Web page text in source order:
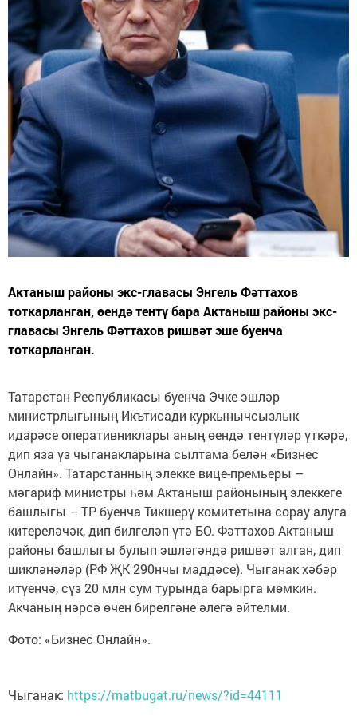
Актаныш районы экс-главасы Энгель Фәттахов
тоткарланган, өендә тентү бара Актаныш районы экс-
главасы Энгель Фәттахов ришвәт эше буенча
тоткарланган.
Татарстан Республикасы буенча Эчке эшләр
министрлыгының Икътисади куркынычсызлык
идарәсе оперативниклары аның өендә тентүләр үткәрә,
дип яза үз чыганакларына сылтама белән «Бизнес
Онлайн». Татарстанның элекке вице-премьеры –
мәгариф министры һәм Актаныш районының элеккеге
башлыгы – ТР буенча Тикшерү комитетына сорау алуга
китереләчәк, дип билгеләп үтә БО. Фәттахов Актаныш
районы башлыгы булып эшләгәндә ришвәт алган, дип
шикләнәләр (РФ ҖК 290нчы маддәсе). Чыганак хәбәр
итүенчә, сүз 20 млн сум турында барырга мөмкин.
Акчаның нәрсә өчен бирелгәне әлегә әйтелми.
Фото: «Бизнес Онлайн».
Чыганак: https://matbugat.ru/news/?id=44111